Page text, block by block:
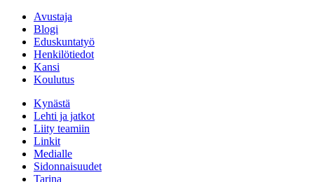
Avustaja
Blogi
Eduskuntatyö
Henkilötiedot
Kansi
Koulutus
Kynästä
Lehti ja jatkot
Liity teamiin
Linkit
Medialle
Sidonnaisuudet
Tarina